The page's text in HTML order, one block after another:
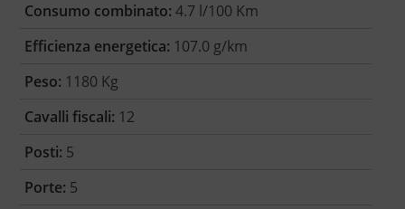
Consumo combinato: 4.7 l/100 Km
Efficienza energetica: 107.0 g/km
Peso: 1180 Kg
Cavalli fiscali: 12
Posti: 5
Porte: 5